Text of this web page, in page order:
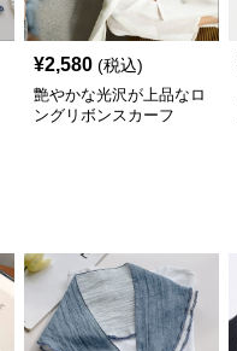
¥2,580 (税込)
艶やかな光沢が上品なロ
ングリボンスカーフ